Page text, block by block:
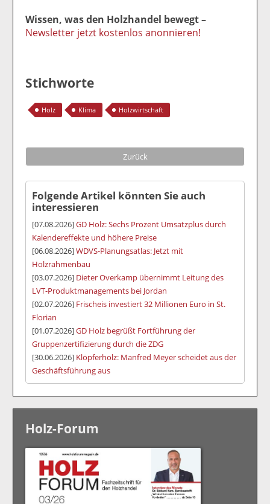
Wissen, was den Holzhandel bewegt –
Newsletter jetzt kostenlos anonnieren!
Stichworte
Holz Klima Holzwirtschaft
Zurück
Folgende Artikel könnten Sie auch
interessieren
[07.08.2026]GD Holz: Sechs Prozent Umsatzplus durch
Kalendereffekte und höhere Preise
[06.08.2026]WDVS-Planungsatlas: Jetzt mit
Holzrahmenbau
[03.07.2026] Dieter Overkamp übernimmt Leitung des
LVT-Produktmanagements bei Jordan
[02.07.2026] Frischeis investiert 32 Millionen Euro in St.
Florian
[01.07.2026]GD Holz begrüßt Fortführung der
Gruppenzertifizierung durch die ZDG
[30.06.2026] Klöpferholz: Manfred Meyer scheidet aus der
Geschäftsführung aus
Holz-Forum